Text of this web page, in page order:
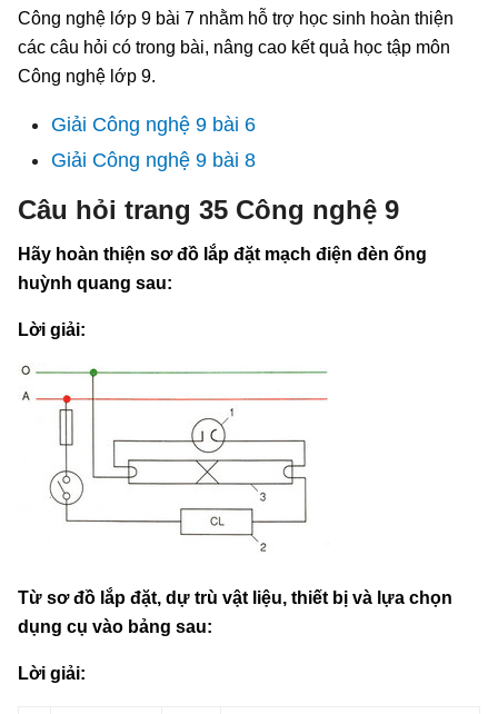
Công nghệ lớp 9 bài 7 nhằm hỗ trợ học sinh hoàn thiện
các câu hỏi có trong bài, nâng cao kết quả học tập môn
Công nghệ lớp 9.
Giải Công nghệ 9 bài 6
Giải Công nghệ 9 bài 8
Câu hỏi trang 35 Công nghệ 9
Hãy hoàn thiện sơ đồ lắp đặt mạch điện đèn ống
huỳnh quang sau:
Lời giải:
Từ sơ đồ lắp đặt, dự trù vật liệu, thiết bị và lựa chọn
dụng cụ vào bảng sau:
Lời giải: